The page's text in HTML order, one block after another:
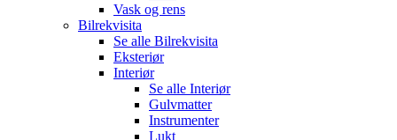
Vask og rens
Bilrekvisita
Se alle Bilrekvisita
Eksteriør
Interiør
Se alle Interiør
Gulvmatter
Instrumenter
Lukt